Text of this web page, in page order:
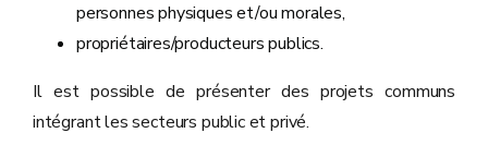
personnes physiques et/ou morales,
propriétaires/producteurs publics.
Il est possible de présenter des projets communs
intégrant les secteurs public et privé.